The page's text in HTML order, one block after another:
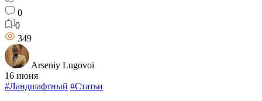
0
0
349
Arseniy Lugovoi
16 июня
#Ландшафтный #Статьи